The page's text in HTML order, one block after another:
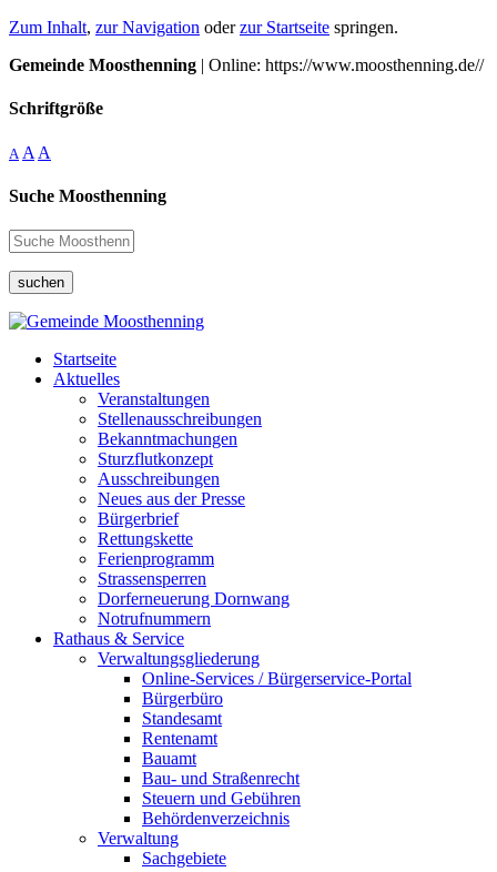
Zum Inhalt, zur Navigation oderzur Startseite springen.
Gemeinde Moosthenning | Online: https://www.moosthenning.de//
Schriftgröße
A A A
Suche Moosthenning
suchen
Startseite
Aktuelles
Veranstaltungen
Stellenausschreibungen
Bekanntmachungen
Sturzflutkonzept
Ausschreibungen
Neues aus der Presse
Bürgerbrief
Rettungskette
Ferienprogramm
Strassensperren
Dorferneuerung Dornwang
Notrufnummern
Rathaus & Service
Verwaltungsgliederung
Online-Services / Bürgerservice-Portal
Bürgerbüro
Standesamt
Rentenamt
Bauamt
Bau- und Straßenrecht
Steuern und Gebühren
Behördenverzeichnis
Verwaltung
Sachgebiete